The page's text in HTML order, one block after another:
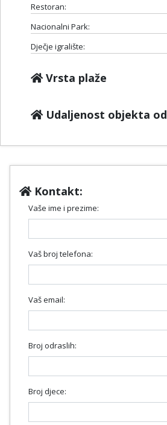
Restoran:
Nacionalni Park:
Dječje igralište:
Vrsta plaže
Udaljenost objekta od
Kontakt:
Vaše ime i prezime:
Vaš broj telefona:
Vaš email:
Broj odraslih:
Broj djece: